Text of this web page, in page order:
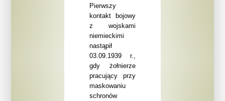
Pierwszy
kontakt bojowy
z wojskami
niemieckimi
nastąpił
03.09.1939 r.,
gdy żołnierze
pracujący przy
maskowaniu
schronów